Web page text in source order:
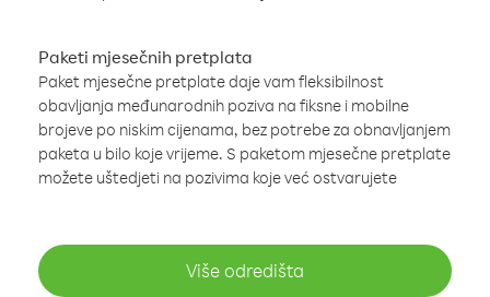
Paketi mjesečnih pretplata
Paket mjesečne pretplate daje vam fleksibilnost
obavljanja međunarodnih poziva na fiksne i mobilne
brojeve po niskim cijenama, bez potrebe za obnavljanjem
paketa u bilo koje vrijeme. S paketom mjesečne pretplate
možete uštedjeti na pozivima koje već ostvarujete
Više odredišta